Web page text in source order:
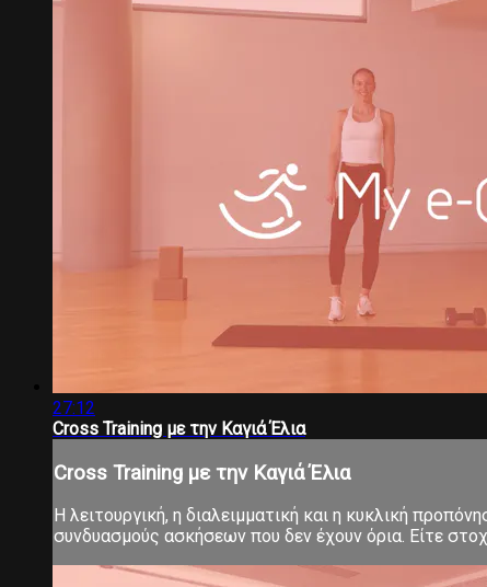
27:12
Cross Training με την Καγιά Έλια
Cross Training με την Καγιά Έλια
Η λειτουργική, η διαλειμματική και η κυκλική
συνδυασμούς ασκήσεων που δεν έχουν όρια. Είτε